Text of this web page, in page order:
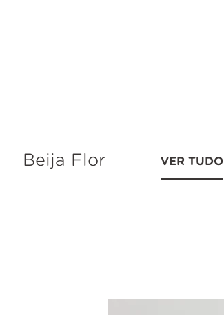
Beija Flor VER TUDO